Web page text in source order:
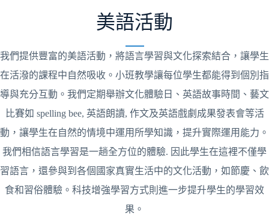
美語活動
我們提供豐富的美語活動，將語言學習與文化探索結合，讓學生
在活潑的課程中自然吸收。小班教學讓每位學生都能得到個別指
導與充分互動。我們定期舉辦文化體驗日、英語故事時間、藝文
比賽如 spelling bee, 英語朗讀, 作文及英語戲劇成果發表會等活
動，讓學生在自然的情境中運用所學知識，提升實際運用能力。
我們相信語言學習是一趟全方位的體驗. 因此學生在這裡不僅學
習語言，還參與到各個國家真實生活中的文化活動，如節慶、飲
食和習俗體驗。科技增強學習方式則進一步提升學生的學習效
果。